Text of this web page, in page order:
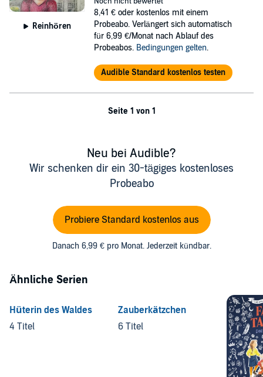
©2013 Erin Mackey (P)2018 I'm Hearing Stories
Reinhören
8,41 € oder kostenlos mit einem
Probeabo. Verlängert sich automatisch
für 6,99 €/Monat nach Ablauf des
Probeabos. Bedingungen gelten.
Audible Standard kostenlos testen
Seite 1 von 1
Neu bei Audible?
Wir schenken dir ein 30-tägiges kostenloses
Probeabo
Probiere Standard kostenlos aus
Danach 6,99 € pro Monat. Jederzeit kündbar.
Ähnliche Serien
Hüterin des Waldes
4 Titel
Zauberkätzchen
6 Titel